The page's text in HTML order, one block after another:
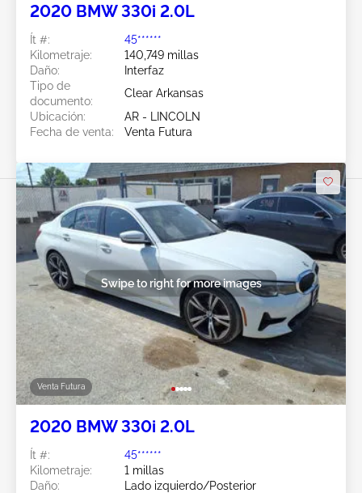
2020 BMW 330i 2.0L
Ít #:
45******
Kilometraje:
140,749 millas
Daño:
Interfaz
Tipo de
documento:
Clear Arkansas
Ubicación:
AR - LINCOLN
Fecha de venta:
Venta Futura
Venta Futura
Swipe to right for more images
2020 BMW 330i 2.0L
Ít #:
45******
Kilometraje:
1 millas
Daño:
Lado izquierdo/Posterior